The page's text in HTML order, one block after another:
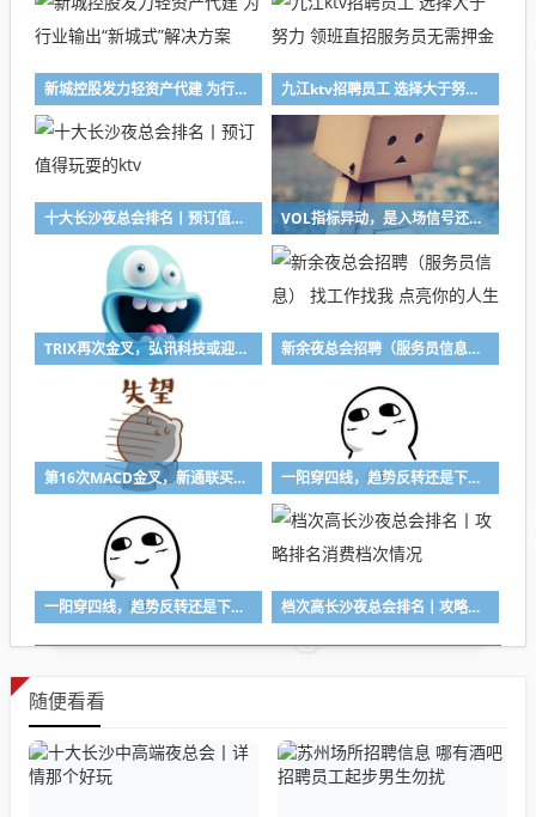
新城控股发力轻资产代建 为行业输出“新城式”解决方案 九江ktv招聘员工 选择大于努力 领班直招服务员无需押金
十大长沙夜总会排名丨预订值得玩耍的ktv VOL指标异动，是入场信号还是逆转行情？看银都股份9次回测数据
TRIX再次金叉，弘讯科技或迎来最佳买入时机！看15次金叉数据 新余夜总会招聘（服务员信息） 找工作找我 点亮你的人生
第16次MACD金叉，新通联买入胜率如何？看数据说 一阳穿四线，趋势反转还是下跌中继？看骆驼股份5次回测数据
一阳穿四线，趋势反转还是下跌中继？看玉龙股份6次回测数据 档次高长沙夜总会排名丨攻略排名消费档次情况
随便看看